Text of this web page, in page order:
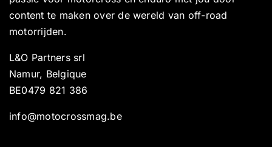
content te maken over de wereld van off-road
motorrijden.
L&O Partners srl
Namur, Belgique
BE0479 821 386
info@motocrossmag.be